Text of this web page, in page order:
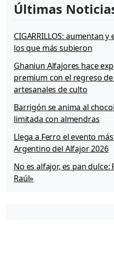
Últimas
CIGARRILLOS: aumentan
los que más subieron
Ghaniun Alfajores hace
premium con el regreso
artesanales de culto
Barrigón se anima al
limitada con almendras
Llega a Ferro el evento
Argentino del Alfajor 2026
No es alfajor, es pan dulce:
Raúl»